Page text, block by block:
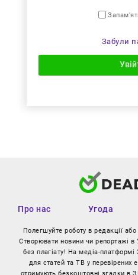
Забули
Про нас Угода
Полегшуйте роботу в редакції
Створювати новини чи репортажі
без плагіату! На медіа-платформі
для статей та ТВ у перевірених